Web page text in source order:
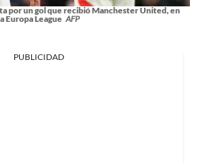
por un gol que recibió Manchester United, en
Europa League AFP
PUBLICIDAD